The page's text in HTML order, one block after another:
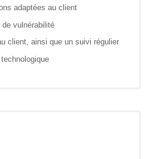
adaptées au client
vulnérabilité
client, ainsi que un suivi régulier